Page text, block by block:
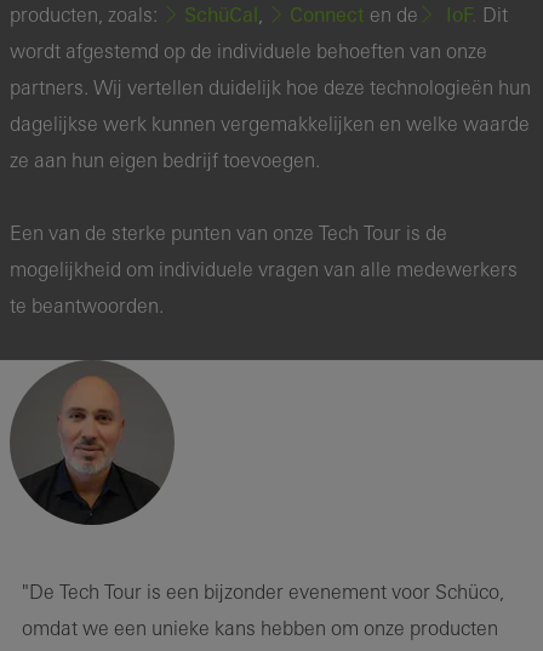
producten, zoals:
SchüCal Connect en de IoF. Dit
wordt afgestemd op de individuele behoeften van onze
partners. Wij vertellen duidelijk hoe deze technologieën hun
dagelijkse werk kunnen vergemakkelijken en welke waarde
ze aan hun eigen bedrijf toevoegen.
Een van de sterke punten van onze Tech Tour is de
mogelijkheid om individuele vragen van alle medewerkers
te beantwoorden.
"De Tech Tour is een bijzonder evenement voor Schüco,
omdat we een unieke kans hebben om onze producten